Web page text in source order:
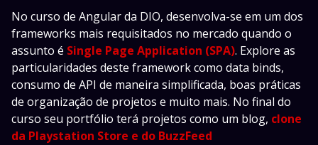
No curso de Angular da DIO, desenvolva-se em um dos
frameworks mais requisitados no mercado quando o
assunto é Single Page Application (SPA). Explore as
particularidades deste framework como data binds,
consumo de API de maneira simplificada, boas práticas
de organização de projetos e muito mais. No final do
curso seu portfólio terá projetos como um blog, clone
da Playstation Store e do BuzzFeed